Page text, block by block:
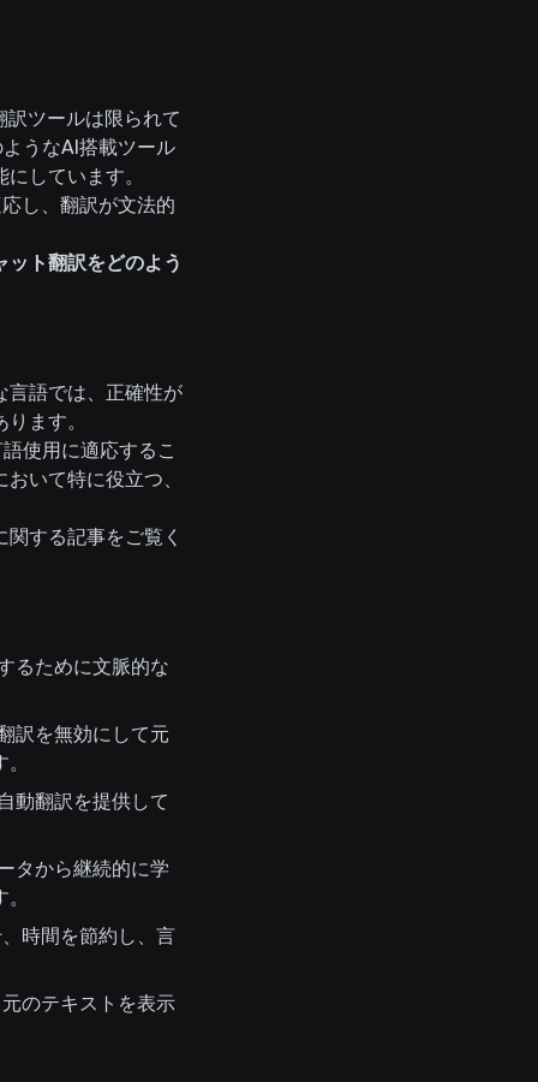
ツールは限られて
うなAI搭載ツール
しています。
し、翻訳が文法的
ット翻訳をどのよう
言語では、正確性が
ます。
使用に適応するこ
いて特に役立つ、
関する記事をご覧く
るために文脈的な
訳を無効にして元
動翻訳を提供して
タから継続的に学
時間を節約し、言
のテキストを表示